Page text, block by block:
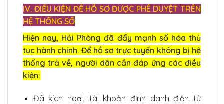
IV. ĐIỀU KIỆN ĐỂ HỒ SƠ ĐƯỢC PHÊ DUYỆT TRÊN
HỆ THỐNG SỐ
Hiện nay, Hải Phòng đã đẩy mạnh số hóa thủ
tục hành chính. Để hồ sơ trực tuyến không bị hệ
thống trả về, người dân cần đáp ứng các điều
kiện:
Đã kích hoạt tài khoản định danh điện tử